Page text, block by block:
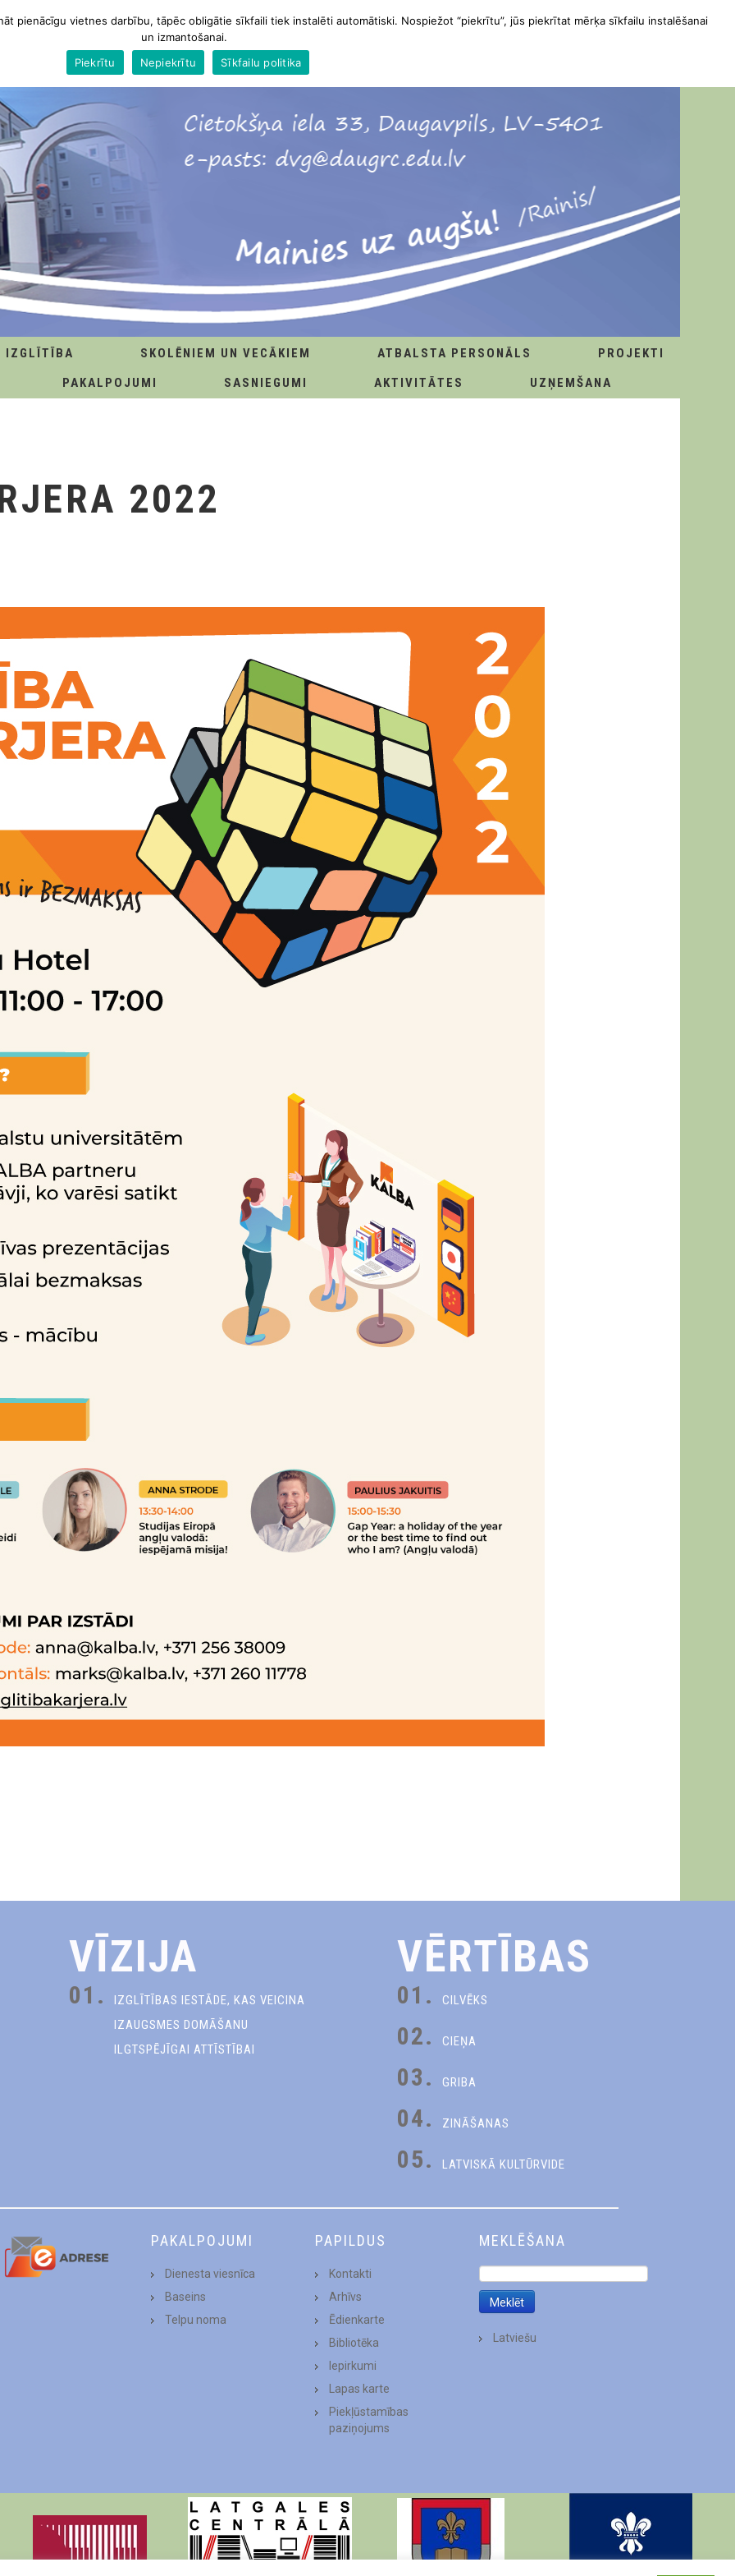
IZGLĪTĪBA SKOLĒNIEM UN VECĀKIEM ATBALSTA PERSONĀLS
PROJEKTI
PAKALPOJUMI
SASNIEGUMI AKTIVITĀTES UZŅEMŠANA
2022
VĪZIJA
01.
IZGLĪTĪBAS IESTĀDE, KAS VEICINA
IZAUGSMES DOMĀŠANU
ILGTSPĒJĪGAI ATTĪSTĪBAI
VĒRTĪBAS
01. CILVĒKS
02. CIEŅA
03. GRIBA
04. ZINĀŠANAS
05. LATVISKĀ KULTŪRVIDE
PAKALPOJUMI
Dienesta viesnīca
Baseins
Telpu noma
PAPILDUS
Kontakti
Arhīvs
Ēdienkarte
Bibliotēka
Iepirkumi
Lapas karte
Piekļūstamības
paziņojums
MEKLĒŠANA
Latviešu
pienācīgu vietnes darbību, tāpēc obligātie sīkfaili tiek instalēti automātiski. Nospiežot “piekrītu”, jūs piekrītat mērķa sīkfailu instalēšanai
un izmantošanai.
Piekrītu
Nepiekrītu Sīkfailu politika